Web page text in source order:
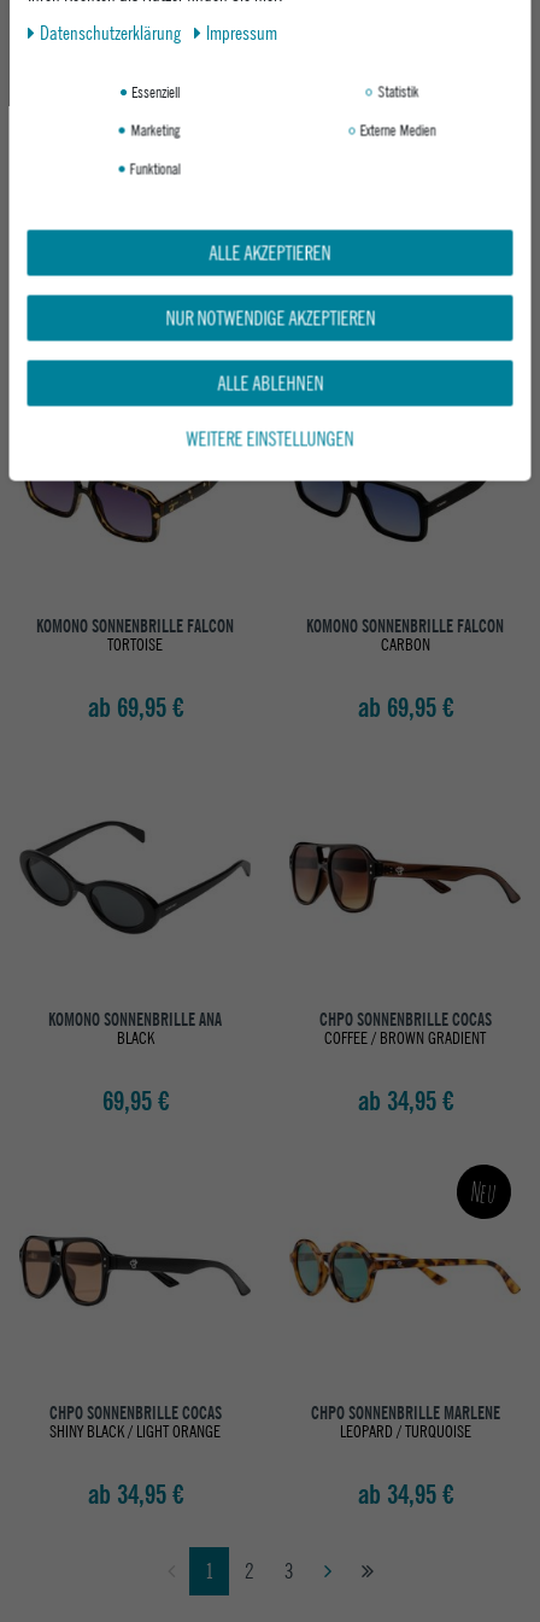
CHPO SONNENBRILLE AMY
ab 34,95 €
KOMONO SONNENBRILLE MARGOT
59,95 €
Neu
KOMONO SONNENBRILLE FALCON
TORTOISE
ab 69,95 €
Neu
KOMONO SONNENBRILLE FALCON
CARBON
ab 69,95 €
KOMONO SONNENBRILLE ANA
BLACK
69,95 €
CHPO SONNENBRILLE COCAS
COFFEE / BROWN GRADIENT
ab 34,95 €
CHPO SONNENBRILLE COCAS
SHINY BLACK / LIGHT ORANGE
ab 34,95 €
Neu
CHPO SONNENBRILLE MARLENE
LEOPARD / TURQUOISE
ab 34,95 €
1 2 3
Daten­schutz­erklärung
Impressum
Essenziell
Statistik
Marketing
Externe Medien
Funktional
ALLE AKZEPTIEREN
NUR NOTWENDIGE AKZEPTIEREN
ALLE ABLEHNEN
WEITERE EINSTELLUNGEN